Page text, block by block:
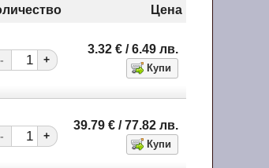
Цена
- +
3.32€ / 6.49лв.
- +
39.79€ / 77.82лв.